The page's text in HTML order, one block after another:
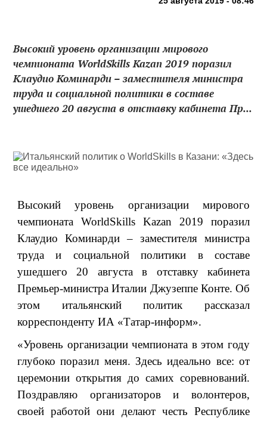
Высокий уровень организации мирового
чемпионата WorldSkills Kazan 2019 поразил
Клаудио Коминарди – заместителя министра
труда и социальной политики в составе
ушедшего 20 августа в отставку кабинета Пр...
Высокий уровень организации мирового
чемпионата WorldSkills Kazan 2019 поразил
Клаудио Коминарди – заместителя министра
труда и социальной политики в составе
ушедшего 20 августа в отставку кабинета
Премьер-министра Италии Джузеппе Конте. Об
этом итальянский политик рассказал
корреспонденту ИА «Татар-информ».
«Уровень организации чемпионата в этом году
глубоко поразил меня. Здесь идеально все: от
церемонии открытия до самих соревнований.
Поздравляю организаторов и волонтеров,
своей работой они делают честь Республике